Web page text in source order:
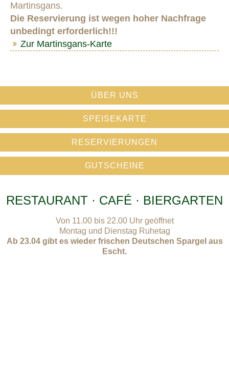
Martinsgans.
Die Reservierung ist wegen hoher Nachfrage
unbedingt erforderlich!!!
Zur Martinsgans-Karte
ÜBER UNS
SPEISEKARTE
RESERVIERUNGEN
GUTSCHEINE
RESTAURANT · CAFÉ · BIERGARTEN
Von 11.00 bis 22.00 Uhr geöffnet
Montag und Dienstag Ruhetag
Ab 23.04 gibt es wieder frischen Deutschen Spargel aus
Escht.